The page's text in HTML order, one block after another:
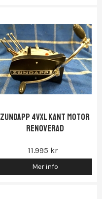
Zundapp 4vxl kant motor
renoverad
11.995 kr
Mer info